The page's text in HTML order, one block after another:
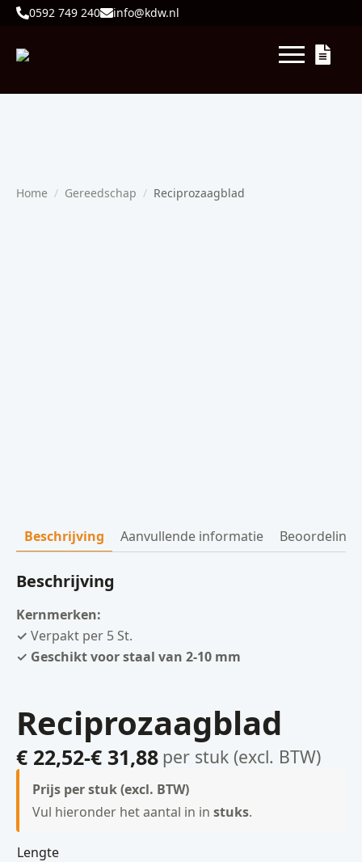
0592 749 240 info@kdw.nl
Home Gereedschap Reciprozaagblad
Beschrijving Aanvullende informatie
Beschrijving
Kernmerken:
✓ Verpakt per 5 St.
✓ Geschikt voor staal van 2-10 mm
Reciprozaagblad
€ 22,52-€ 31,88
Prijsklasse:
€ 22,52
tot
€ 31,88
per stuk (excl. BTW)
Prijs per stuk (excl. BTW)
Vul hieronder het aantal in in stuks.
Lengte